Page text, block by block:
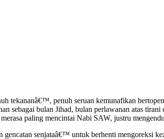
tekananâ€™, penuh seruan kemunafikan
bulan Jihad, bulan perlawanan atas
paling mencintai Nabi SAW, justru
senjataâ€™ untuk berhenti mengoreksi